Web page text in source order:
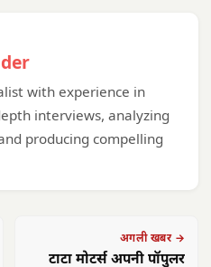
with experience in
interviews, analyzing
producing compelling
अगली खबर →
टाटा मोटर्स अपनी पॉपुलर